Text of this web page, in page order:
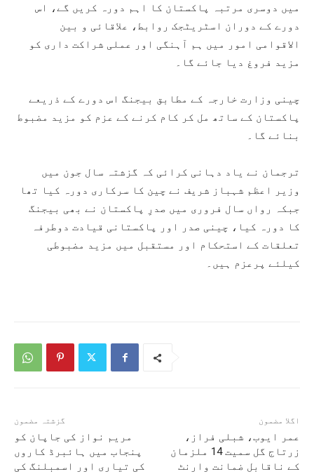
میں دوسری مرتبہ پاکستان کا اہم دورہ کریں گے، اس
دورے کے دوران اسٹریٹجک روابط، علاقائی و بین
الاقوامی امور میں ہم آہنگی اور عملی شراکت داری کو
مزید فروغ دیا جائے گا۔
چینی وزارت خارجہ کے مطابق بیجنگ اس دورے کے ذریعے
پاکستان کے ساتھ مل کر کام کرنے کے عزم کو مزید مضبوط
بنائے گا۔
ترجمان نے یاد دہانی کرائی کہ گزشتہ سال جون میں
وزیر اعظم شہباز شریف نے چین کا سرکاری دورہ کیا تھا
جبکہ رواں سال فروری میں صدرِ پاکستان نے بھی بیجنگ
کا دورہ کیا، چینی صدر اور پاکستانی قیادت دوطرفہ
تعلقات کے استحکام اور مستقبل میں مزید مضبوطی
کیلئے پرعزم ہیں۔
گزشتہ مضمون
مریم نواز کی جاپان کو
پنجاب میں ہائبرڈ کاروں
کی تیاری اور اسمبلنگ کی
اگلا مضمون
عمر ایوب، شبلی فراز،
زرتاج گل سمیت 14 ملزمان
کے ناقابل ضمانت وارنٹ